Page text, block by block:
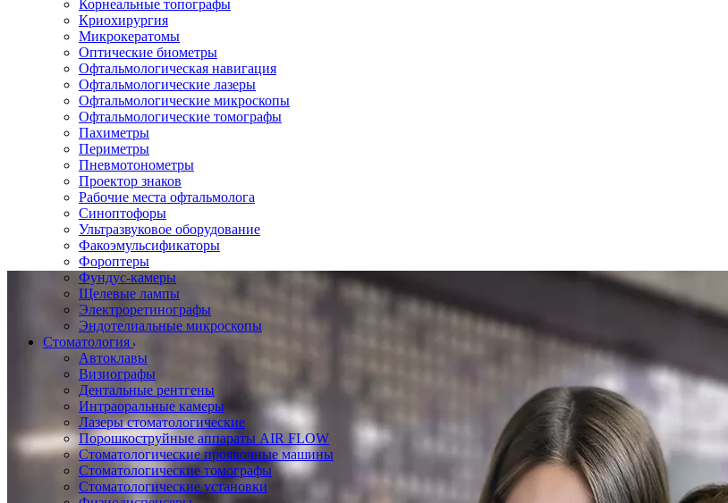
Корнеальные топографы
Криохирургия
Микрокератомы
Оптические биометры
Офтальмологическая навигация
Офтальмологические лазеры
Офтальмологические микроскопы
Офтальмологические томографы
Пахиметры
Периметры
Пневмотонометры
Проектор знаков
Рабочие места офтальмолога
Синоптофоры
Ультразвуковое оборудование
Факоэмульсификаторы
Фороптеры
Фундус-камеры
Щелевые лампы
Электроретинографы
Эндотелиальные микроскопы
Стоматология
Автоклавы
Визиографы
Дентальные рентгены
Интраоральные камеры
Лазеры стоматологические
Порошкоструйные аппараты AIR FLOW
Стоматологические проявочные машины
Стоматологические томографы
Стоматологические установки